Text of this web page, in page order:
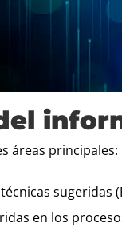
áreas principales:
sugeridas
en los